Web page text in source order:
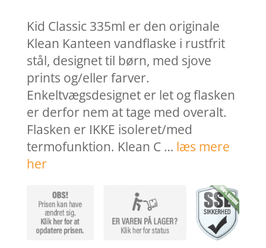
pris
var:
199,00 kr..
pris
er:
Kid Classic 335ml er den originale
Klean Kanteen vandflaske i rustfrit
stål, designet til børn, med sjove
prints og/eller farver.
Enkeltvægsdesignet er let og flasken
er derfor nem at tage med overalt.
Flasken er IKKE isoleret/med
termofunktion. Klean C … læs mere
her